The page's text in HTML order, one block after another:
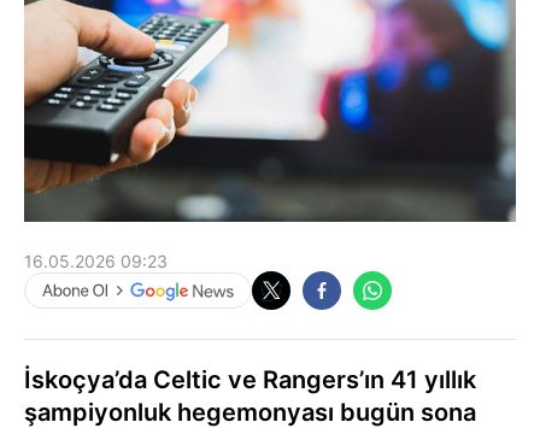
16.05.2026 09:23
İskoçya’da Celtic ve Rangers’ın 41 yıllık
şampiyonluk hegemonyası bugün sona